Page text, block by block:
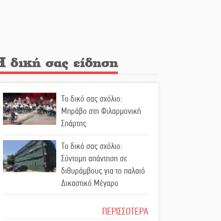
Κλήρωσε για τον Αστέρα
Οδύνη στην Απιδιά για τον
χαμό της 29χρονης Ελένης
σε τροχαίο
«Σφραγίδα» έργου και
απολογισμού στο
Παναρκαδικό από τον Κυρ.
Διαμαντάκο
Μια «χρυσή» ελαιοκομική
δική σας είδηση
Το δικό σας σχόλιο:
Μπράβο στη Φιλαρμονική
Σπάρτης
Το δικό σας σχόλιο:
Σύντομη απάντηση σε
διθυράμβους για το παλαιό
Δικαστικό Μέγαρο
Το δικό σας σχόλιο: Ιερή
ΠΕΡΙΣΣΟΤΕΡΑ